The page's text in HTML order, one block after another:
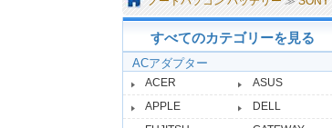
すべてのカテゴリーを見る
ACアダプター
ACER
ASUS
APPLE
DELL